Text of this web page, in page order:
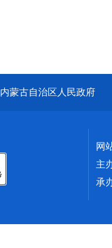
内蒙古自治区人民政府
网
主
承